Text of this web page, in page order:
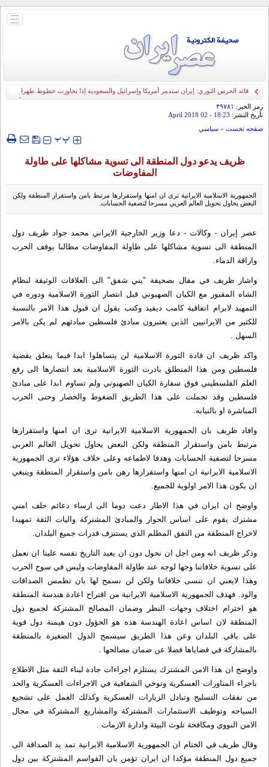
باز
قائد الحرس الثوري: إيران ستدمر أمريكا وإسرائيل والسعودية إذا تجاوزت خطوط طهران
الحمراء
رمز الخبر: ۳۹۷۸۱
تأريخ النشر: 18:23
- 02 April 2018
صفحه نخست » سياسي
‍‍‍ پپ
ظريف يدعو دول المنطقة الى تسوية مشاكلها على طاولة
المفاوضات
الجمهورية الاسلامية الايرانية ترى ان امنها واستقرارها مرتبط بامن واستقرار المنطقة ولكن
البعض يحاول تحويل العالم العربي مسرحا لتصفية الحسابات.
عصر إيران - وكالات - دعا وزير الخارجية الايراني محمد جواد ظريف دول
المنطقة الى تسوية مشاكلها على طاولة المفاوضات مطالبا بوقف الحرب
واراقة الدماء.
واشار ظريف في مقال بصحيفة "يني شفق" الى العلاقات الوثيقة لنظام
الشاه المقبور مع الكيان الصهيوني قبل انتصار الثورة الاسلامية ودوره في
التمهيد لابرام اتفاقية كامب ديفيد وكتب يقول ان قبول هذا الامر بالنسبة
للكثير من الايرانيين الذين يعتبرون مبادئ فلسطين مبادئهم لم يكن بالامر
السهل .
واكد ظريف ان قادة الثورة الاسلامية لن يتساهلوا ابدا فيما يتعلق بقضية
فلسطين ومن هذا المنطلق بادرت الثورة الاسلامية بعد انتصارها الى رفع
العلم الفلسطيني فوق سفارة الكيان الصهيوني ولم تساوم ابدا على مبادئ
فلسطين وقد تحملت على هذا الطريق الضغوط والحصار وحتى الحرب
المباشرة او بالنيابه.
وافاد ظريف بان الجمهورية الاسلامية الايرانية ترى ان امنها واستقرارها
مرتبط بامن واستقرار المنطقة ولكن البعض يحاول تحويل العالم العربي
مسرحا لتصفية الحسابات وهدفا لاطماعه وعلى خلاف هؤلاء ترى الجمهورية
الاسلامية الايرانية ان امنها واستقرارها رهن بامن واستقرار المنطقة وينبغي
ان يكون هذا الامر اولوية للجميع.
واوضح ان ايران في هذا الاطار دعت دوما الى ارساء دعائم حلف امني
مشترك يقوم على اساس الحوار والمبادئ المشتركة واليات الثقة تمهيدا
لاخراج المنطقة من النفق المظلم الذي يستنزف قدرات جميع البلدان.
وذكر ظريف انه ومن اجل ان نحول دون ان يعيد التاريخ نفسه علينا ان نعمل
على تسوية خلافاتنا وجها لوجه عند طاولة المفاوضات وليس في سوح الحرب
وهذا لايعني ان ننسى خلافاتنا ولكن لن نسمح لها بان تطمس الصداقات
والود. فهدف الجمهورية الاسلامية الايرانية من اقتراح اعادة هندسة المنطقة
هو احترام اختلاف وجهات النظر وضمان المصالح المشتركة لجميع دول
المنطقة لان اساس اعادة الهندسة هذه هو الحؤول دون هيمنة دول قوية
على باقي البلدان وعن هذا الطريق سيسمح الدول الصغيرة بالمنطقة
بالمشاركة في قضاياها فضلا عن ضمان مصالحها .
واوضح ان هذا الامن المشترك يستلزم اجراءات جادة لبناء الثقة مثل الاطلاع
باجراء المناورات العسكرية وتوخي الشفافية في الاجراءات العسكرية والحد
من نفقات التسليح وتبادل الزيارات العسكرية وكذلك العمل على تشجيع
السياحه وتوظيف الاستثمارات المشتركة والمشاريع المشتركة في مجال
الامن النووي ومكافحة تلوث البيئة وادارة الازمات .
وقال ظريف في الختام ان الجمهورية الاسلامية الايرانية تمد يد الصداقة الى
جميع دول المنطقة مؤكدا ان ايران تؤمن بان القواسم المشتركة بين دول